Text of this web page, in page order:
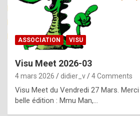
p
l
ASSOCIATION VISU
Visu Meet 2026-03
4 mars 2026 didier_v 4 Comments
Visu Meet du Vendredi 27 Mars.
belle édition : Mmu Man,…